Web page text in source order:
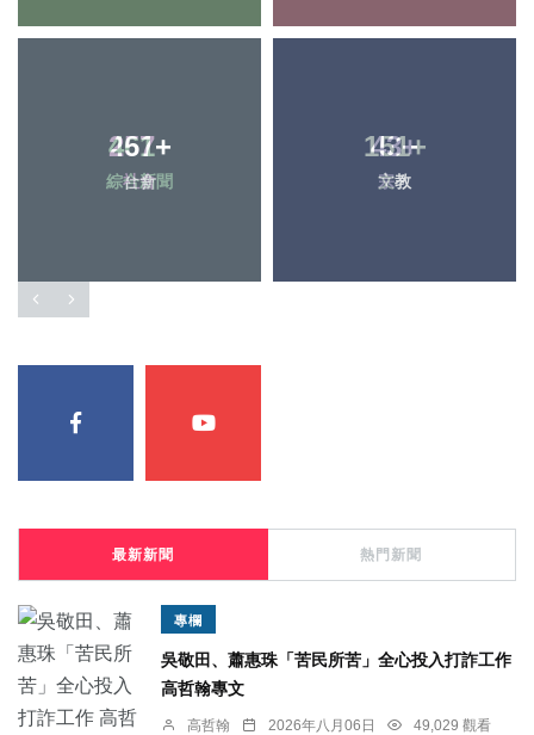
461+
綜合新聞
43+
宗教
257+
社會
151+
文教
最新新聞 熱門新聞
專欄
吳敬田、蕭惠珠「苦民所苦」全心投入打詐工作
高哲翰專文
高哲翰 2026年八月06日
49,029 觀看